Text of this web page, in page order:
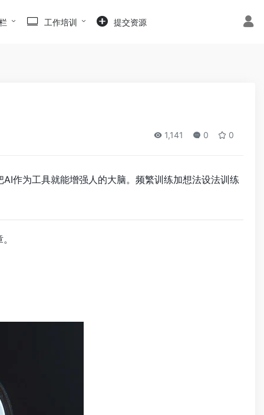
工作培训 提交资源
1,141 0 0
作为工具就能增强人的大脑。频繁训练加想法设法训练